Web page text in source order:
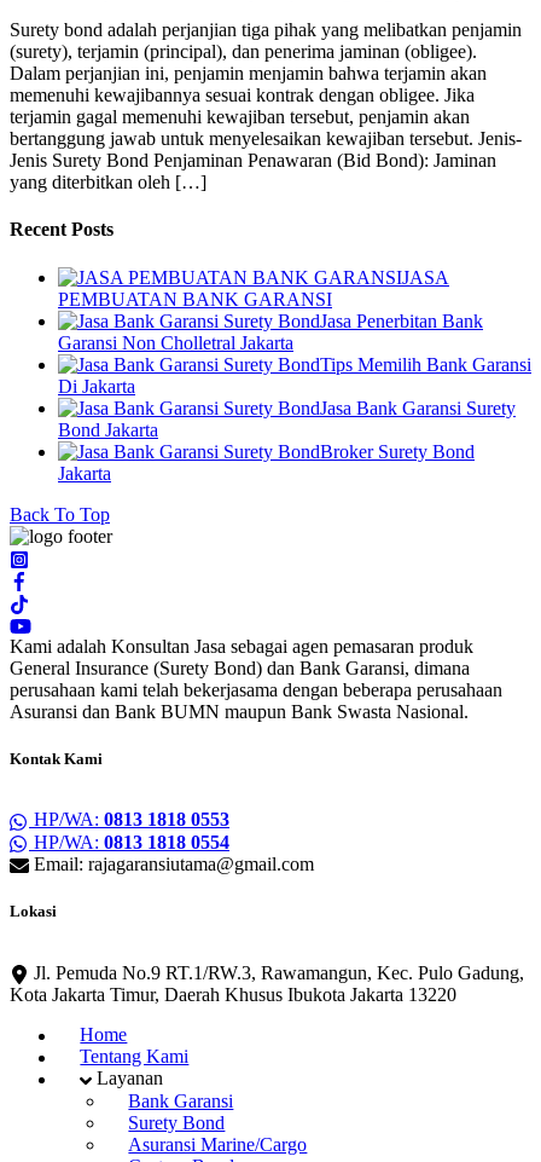
Surety bond adalah perjanjian tiga pihak yang melibatkan penjamin
(surety), terjamin (principal), dan penerima jaminan (obligee).
Dalam perjanjian ini, penjamin menjamin bahwa terjamin akan
memenuhi kewajibannya sesuai kontrak dengan obligee. Jika
terjamin gagal memenuhi kewajiban tersebut, penjamin akan
bertanggung jawab untuk menyelesaikan kewajiban tersebut. Jenis-
Jenis Surety Bond Penjaminan Penawaran (Bid Bond): Jaminan
yang diterbitkan oleh […]
Recent Posts
JASA
PEMBUATAN BANK GARANSI
Jasa Penerbitan Bank
Garansi Non Cholletral Jakarta
Tips Memilih Bank Garansi
Di Jakarta
Jasa Bank Garansi Surety
Bond Jakarta
Broker Surety Bond
Jakarta
Back To Top
Kami adalah Konsultan Jasa sebagai agen pemasaran produk
General Insurance (Surety Bond) dan Bank Garansi, dimana
perusahaan kami telah bekerjasama dengan beberapa perusahaan
Asuransi dan Bank BUMN maupun Bank Swasta Nasional.
Kontak Kami
HP/WA: 0813 1818 0553
HP/WA: 0813 1818 0554
Email: rajagaransiutama@gmail.com
Lokasi
Jl. Pemuda No.9 RT.1/RW.3, Rawamangun, Kec. Pulo Gadung,
Kota Jakarta Timur, Daerah Khusus Ibukota Jakarta 13220
Home
Tentang Kami
Layanan
Bank Garansi
Surety Bond
Asuransi Marine/Cargo